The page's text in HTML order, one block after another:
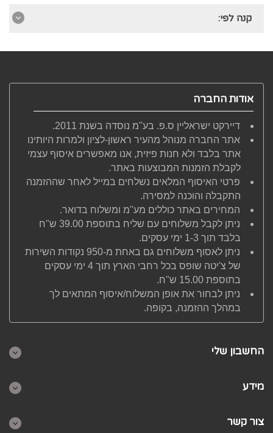
קנה לפי:
אודות החברה
דיירקט ישראליין ס.פ. בע"מ נוסדה בשנת 2011.
אתר החברה מנוהל מהעיר ראשון-לציון ולמרות היותינו
אתר בלבד ולא חנות פיזית, אנו מאפשרים איסוף עצמי
לקבלת הזמנות המבוצעות באתר.
פרטי האיסוף המלאים נשלחים במייל לאחר שההזמנה
התקבלה והוכנה למסירה.
המחירים באתר כוללים מע"מ ומשלוח בדואר.
ניתן לקבל משלוחים עם שליח בתוספת 39.00 ש"ח
בלבד תוך 1-3 ימי עסקים.
ניתן לאסוף משלוחים גם באחת מ-950 נקודות השירות
של צ'יטה שופס בכל רחבי הארץ תוך 4 ימי עסקים
בתוספת 15.00 ש"ח.
ניתן לבחור את אופן המשלוח/איסוף המתאים לך
במהלך ההזמנה, בקופה.
החשבון שלי
מידע
צור קשר